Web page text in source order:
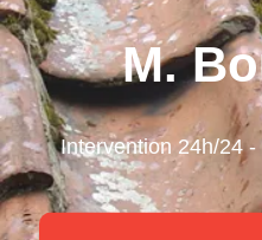
M.
Intervention 24h/24